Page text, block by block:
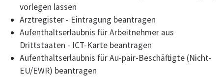
vorlegen lassen
Arztregister - Eintragung beantragen
Aufenthaltserlaubnis für Arbeitnehmer aus
Drittstaaten - ICT-Karte beantragen
Aufenthaltserlaubnis für Au-pair-Beschäftigte (Nicht-
EU/EWR) beantragen